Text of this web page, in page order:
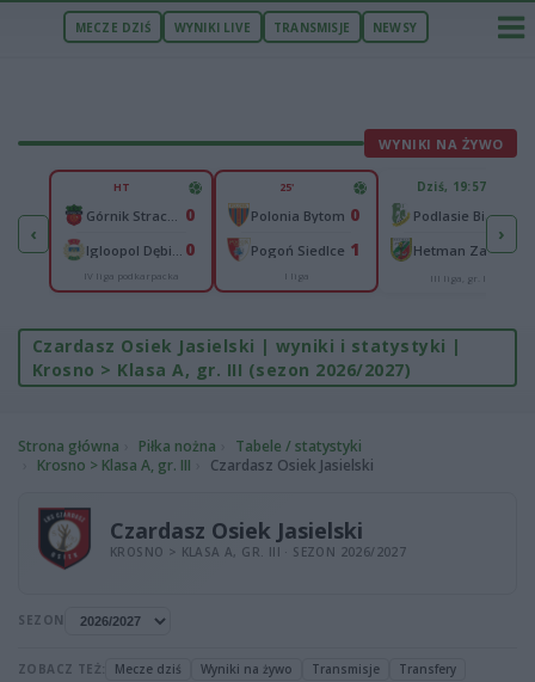
MECZE DZIŚ WYNIKI LIVE TRANSMISJE NEWSY
WYNIKI NA ŻYWO
‹
65
25
HT
0
0
IV liga podkarpacka
25'
Polonia Bytom 0
Pogoń Siedlce 1
I liga
Dziś, 19:57
Podlasie Biała Podlaska
Hetman Zamość
III liga, gr. IV
›
Czardasz Osiek Jasielski | wyniki i statystyki |
Krosno > Klasa A, gr. III (sezon 2026/2027)
Strona główna Piłka nożna
Tabele / statystyki
Krosno > Klasa A, gr. III
Czardasz Osiek Jasielski
Czardasz Osiek Jasielski
KROSNO > KLASA A, GR. III · SEZON 2026/2027
SEZON
ZOBACZ TEŻ: Mecze dziś Wyniki na żywo Transmisje Transfery